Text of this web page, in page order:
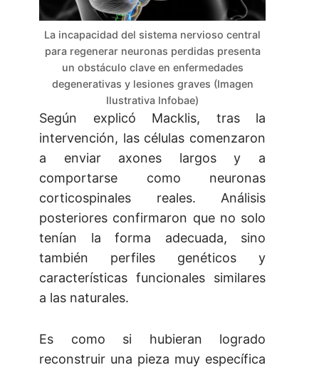
La incapacidad del sistema nervioso central
para regenerar neuronas perdidas presenta
un obstáculo clave en enfermedades
degenerativas y lesiones graves (Imagen
Ilustrativa Infobae)
Según explicó Macklis, tras la
intervención, las células comenzaron
a enviar axones largos y a
comportarse como neuronas
corticospinales reales. Análisis
posteriores confirmaron que no solo
tenían la forma adecuada, sino
también perfiles genéticos y
características funcionales similares
a las naturales.
Es como si hubieran logrado
reconstruir una pieza muy específica